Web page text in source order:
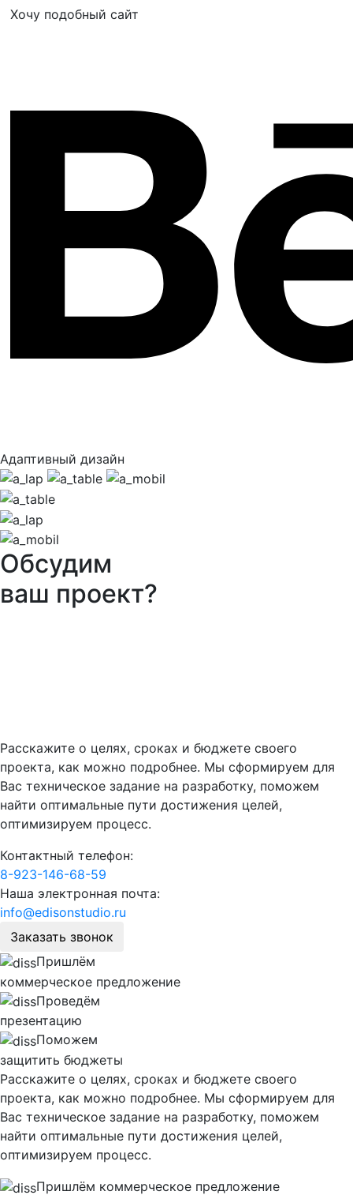
Хочу подобный сайт
Адаптивный дизайн
Обсудим
ваш проект?
Расскажите о целях, сроках и бюджете своего
проекта, как можно подробнее. Мы сформируем для
Вас техническое задание на разработку, поможем
найти оптимальные пути достижения целей,
оптимизируем процесс.
Контактный телефон:
8-923-146-68-59
Наша электронная почта:
info@edisonstudio.ru
Заказать звонок
Пришлём
коммерческое предложение
Проведём
презентацию
Поможем
защитить бюджеты
Расскажите о целях, сроках и бюджете своего
проекта, как можно подробнее. Мы сформируем для
Вас техническое задание на разработку, поможем
найти оптимальные пути достижения целей,
оптимизируем процесс.
Пришлём коммерческое предложение